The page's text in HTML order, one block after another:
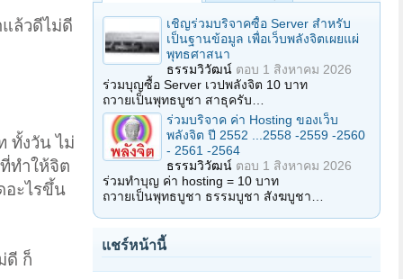
ล้วดีไม่ดี
ทั้งวัน ไม่
ทำให้จิต
อะไรขึ้น
ดี ก็
เชิญร่วมบริจาคซื้อ Server สำหรับ
เป็นฐานข้อมูล เพื่อเว็บพลังจิตเผยแผ่
พุทธศาสนา
ธรรมวิวัฒน์ ตอบ 1 สิงหาคม 2026
ร่วมบุญซื้อ Server เวปพลังจิต 10 บาท
ถวายเป็นพุทธบูชา สาธุครับ…
ร่วมบริจาค ค่า Hosting ของเว็บ
พลังจิต ปี 2552 ...2558 -2559 -2560
- 2561 -2564
ธรรมวิวัฒน์ ตอบ 1 สิงหาคม 2026
ร่วมทำบุญ ค่า hosting = 10 บาท
ถวายเป็นพุทธบูชา ธรรมบูชา สังฆบูชา…
แชร์หน้านี้